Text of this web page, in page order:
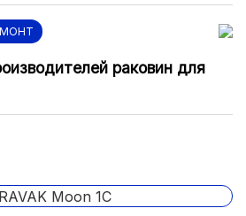
раковин для